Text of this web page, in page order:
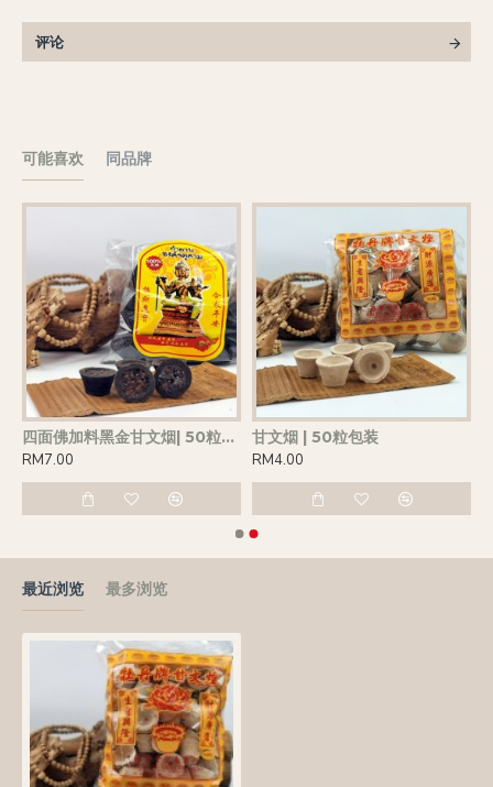
评论
可能喜欢 同品牌
四面佛加料黑金甘文烟| 50粒包装
RM7.00
甘文烟 | 50粒包装
RM4.00
最近浏览 最多浏览